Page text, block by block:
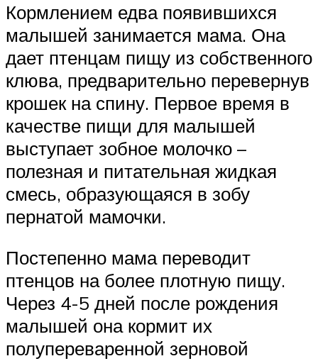
Кормлением едва появившихся
малышей занимается мама. Она
дает птенцам пищу из собственного
клюва, предварительно перевернув
крошек на спину. Первое время в
качестве пищи для малышей
выступает зобное молочко –
полезная и питательная жидкая
смесь, образующаяся в зобу
пернатой мамочки.
Постепенно мама переводит
птенцов на более плотную пищу.
Через 4-5 дней после рождения
малышей она кормит их
полупереваренной зерновой